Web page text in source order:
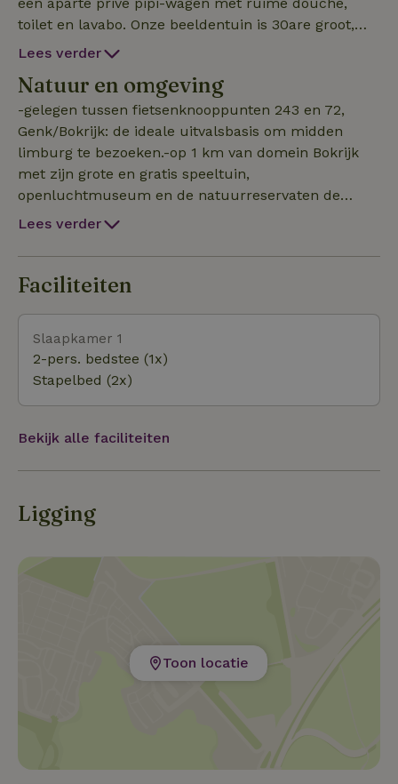
toilet en lavabo. Onze beeldentuin is 30are groot,
met vijver en vele zithoekjes, fietsenberging,
Lees verder
Natuur en omgeving
-gelegen tussen fietsenknooppunten 243 en 72,
Genk/Bokrijk: de ideale uitvalsbasis om midden
limburg te bezoeken.-op 1 km van domein Bokrijk
met zijn grote en gratis speeltuin,
openluchtmuseum en de natuurreservaten de
Wijers, de Maten...-C-mine, La Biomista, Thor-
wijers bieden we extra faciliteiten aan wandelaars!
Lees verder
Faciliteiten
Slaapkamer 1
2-pers. bedstee (1x)
Stapelbed (2x)
Bekijk alle faciliteiten
Ligging
Toon locatie